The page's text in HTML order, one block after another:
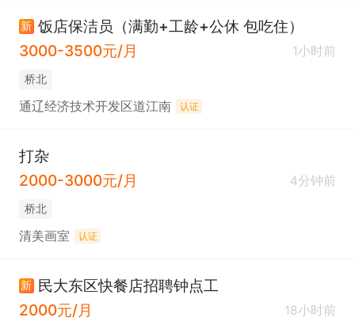
新 饭店保洁员（满勤+工龄+公休 包吃住）
3000-3500元/月
1小时前
桥北
通辽经济技术开发区道江南 认证
打杂
2000-3000元/月
4分钟前
桥北
清美画室 认证
新 民大东区快餐店招聘钟点工
2000元/月
18小时前